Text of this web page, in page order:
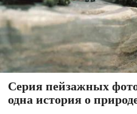
Серия пейзажных
одна история о